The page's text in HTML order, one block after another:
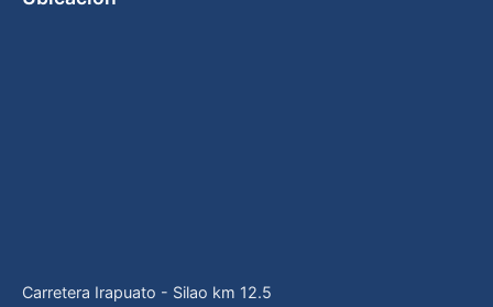
Carretera Irapuato - Silao km 12.5